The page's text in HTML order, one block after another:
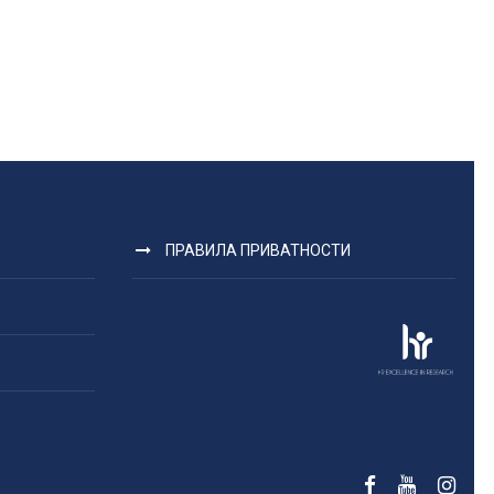
ПРАВИЛА ПРИВАТНОСТИ